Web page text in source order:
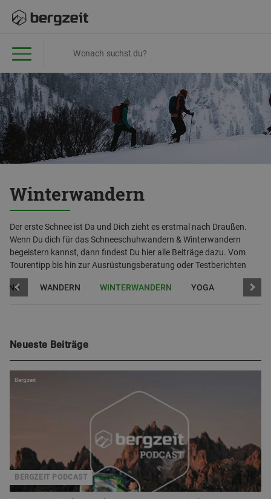
Winterwandern
Der erste Schnee ist Da und Dich zieht es erstmal nach Draußen.
Wenn Du dich für das Schneeschuhwandern & Winterwandern
begeistern kannst, dann findest Du hier alle Beiträge dazu. Vom
Tourentipp bis hin zur Ausrüstungsberatung oder Testberichten
WANDERN WINTERWANDERN YOGA
Neueste Beiträge
BERGZEIT PODCAST
Bergzeit